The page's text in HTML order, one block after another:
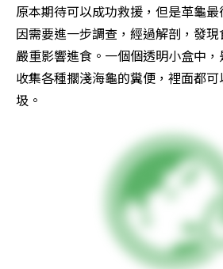
原本期待可以成功救援，但是革龜
因需要進一步調查，經過解剖，發現
嚴重影響進食。一個個透明小盒中
收集各種擱淺海龜的糞便，裡面都
圾。